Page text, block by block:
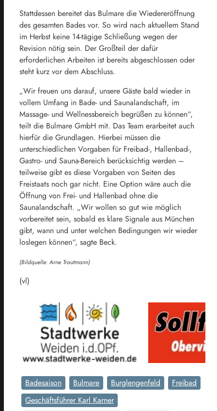
Stattdessen bereitet das Bulmare die Wiedereröffnung
des gesamten Bades vor. So wird nach aktuellem Stand
im Herbst keine 14-tägige Schließung wegen der
Revision nötig sein. Der Großteil der dafür
erforderlichen Arbeiten ist bereits abgeschlossen oder
steht kurz vor dem Abschluss.
„Wir freuen uns darauf, unsere Gäste bald wieder in
vollem Umfang in Bade- und Saunalandschaft, im
Massage- und Wellnessbereich begrüßen zu können“,
teilt die Bulmare GmbH mit. Das Team erarbeitet auch
hierfür die Grundlagen. Hierbei müssen die
unterschiedlichen Vorgaben für Freibad-, Hallenbad-,
Gastro- und Sauna-Bereich berücksichtig werden –
teilweise gibt es diese Vorgaben von Seiten des
Freistaats noch gar nicht. Eine Option wäre auch die
Öffnung von Frei- und Hallenbad ohne die
Saunalandschaft. „Wir wollen so gut wie möglich
vorbereitet sein, sobald es klare Signale aus München
gibt, wann und unter welchen Bedingungen wir wieder
loslegen können“, sagte Beck.
(Bildquelle: Arne Trautmann)
(vl)
Badesaison Bulmare Burglengenfeld
Freibad
Geschäftsführer Karl Karner